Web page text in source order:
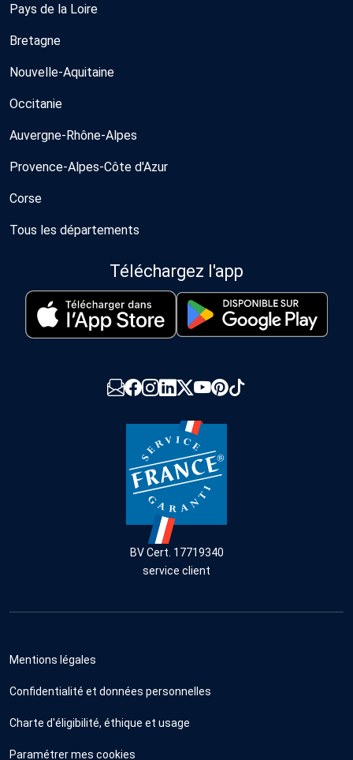
Pays de la Loire
Bretagne
Nouvelle-Aquitaine
Occitanie
Auvergne-Rhône-Alpes
Provence-Alpes-Côte d'Azur
Corse
Tous les départements
Téléchargez l'app
BV Cert. 17719340
service client
Mentions légales
Confidentialité et données personnelles
Charte d'éligibilité, éthique et usage
Paramétrer mes cookies